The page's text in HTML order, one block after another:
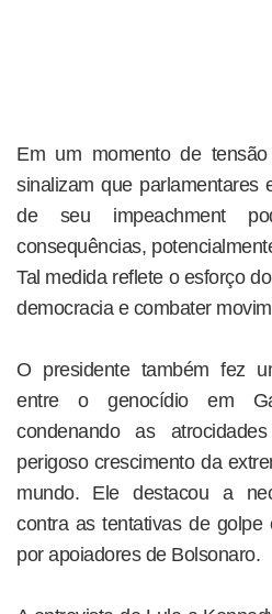
Em um momento de
sinalizam que parlamentares
de seu impeachment
consequências,
Tal medida reflete o esforço
democracia e combater
O presidente também fez
entre o genocídio em
condenando as
perigoso crescimento da
mundo. Ele destacou a
contra as tentativas de
por apoiadores de Bolsonaro.